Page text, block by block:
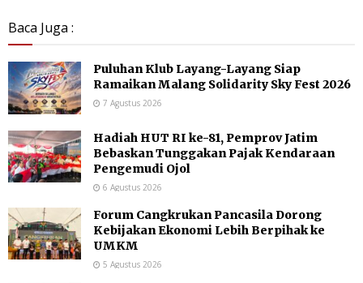
Baca Juga :
Puluhan Klub Layang-Layang Siap
Ramaikan Malang Solidarity Sky Fest 2026
7 Agustus 2026
Hadiah HUT RI ke-81, Pemprov Jatim
Bebaskan Tunggakan Pajak Kendaraan
Pengemudi Ojol
6 Agustus 2026
Forum Cangkrukan Pancasila Dorong
Kebijakan Ekonomi Lebih Berpihak ke
UMKM
5 Agustus 2026